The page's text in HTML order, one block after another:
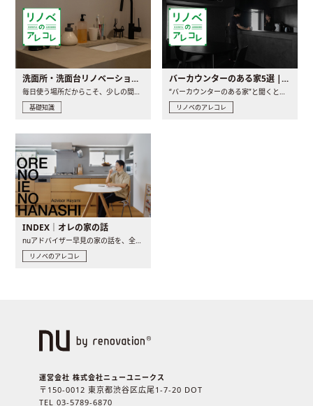
洗面所・洗面台リノベーションの事例と間取りアイデア
毎日使う場所だからこそ、少しの間取りの工夫や素材の選び方で..
基礎知識
バーカウンターのある家5選 | 日常に馴染む“距離の近い”キッチンとは
“バーカウンターのある家”と聞くと、少し特別な、大人のための..
リノベのアレコレ
INDEX｜オレの家の話
nuアドバイザー早見の家の話を、全4話でお届け。リノベーションを..
リノベのアレコレ
運営会社 株式会社ニューユニークス
〒150-0012 東京都渋谷区広尾1-7-20 DOT
TEL 03-5789-6870